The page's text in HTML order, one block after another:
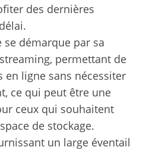
des dernières
se démarque par sa
permettant de
en ligne sans nécessiter
ce qui peut être une
ceux qui souhaitent
de stockage.
un large éventail